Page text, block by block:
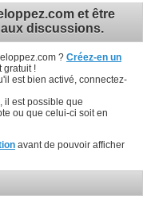
et être
discussions.
? Créez-en un
gratuit !
est bien activé, connectez-
il est possible que
ou que celui-ci soit en
avant de pouvoir afficher